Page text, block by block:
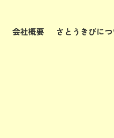
会社概要 さとうきびに